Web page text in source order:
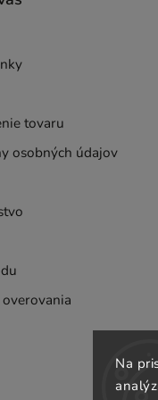
Na
tovaru
osobných údajov
overovania